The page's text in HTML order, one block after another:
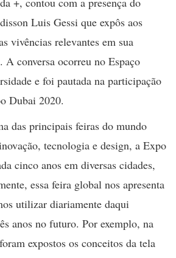
Luis Gessi que expôs aos
vivências relevantes em sua
conversa ocorreu no Espaço
e foi pautada na participação
Dubai 2020.
das principais feiras do mundo
tecnologia e design, a Expo
cinco anos em diversas cidades,
essa feira global nos apresenta
utilizar diariamente daqui
anos no futuro. Por exemplo, na
expostos os conceitos da tela